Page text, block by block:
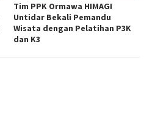
Tim PPK Ormawa HIMAGI
Untidar Bekali Pemandu
Wisata dengan Pelatihan P3K
dan K3